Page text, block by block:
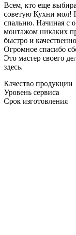
Всем, кто еще
советую Кухни мол!
спальню. Начиная с
монтажом никаких
быстро и
Огромное спасибо
Это мастер своего
здесь.
Качество продукции
Уровень сервиса
Срок изготовления